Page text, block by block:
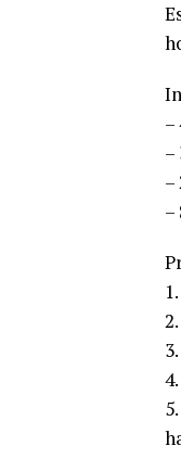
–
–
–
–